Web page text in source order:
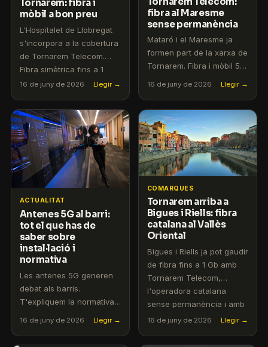
Tornarem: fibra i
mòbil a bon preu
L'Hospitalet de Llobregat
s'incorpora a la cobertura
de Tornarem Telecom.
Fibra simètrica fins a 1
Gbps des de 29,90 €/mes.
16 de juny de 2026 Llegir →
fibra al Maresme
sense permanència
Mataró i el Maresme ja
formen part de la xarxa de
Tornarem. Fibra i mòbil 5G
16 de juny de 2026 Llegir →
ACTUALITAT
Antenes 5G al barri:
tot el que has de
saber sobre
instal·lació i
normativa
Les antenes 5G generen
debat als barris.
T'expliquem la normativa
16 de juny de 2026 Llegir →
COMARQUES
Tornarem arriba a
Bigues i Riells: fibra
catalana al Vallès
Oriental
Bigues i Riells ja pot gaudir
de fibra fins a 1 Gb amb
Tornarem Telecom,
l'operadora catalana
sense permanència i amb
atenció en català.
16 de juny de 2026 Llegir →